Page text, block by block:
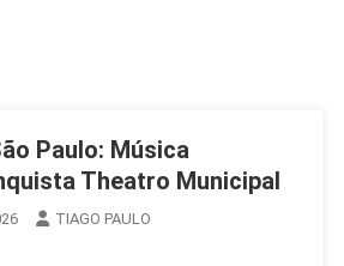
Paulo: Música
Theatro Municipal
TIAGO PAULO